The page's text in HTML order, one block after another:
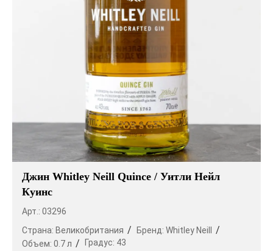
Джин Whitley Neill Quince / Уитли Нейл
Куинс
Арт.: 03296
Страна: Великобритания Бренд: Whitley Neill
Объем: 0.7 л Градус: 43